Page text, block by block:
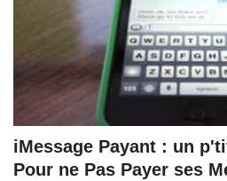
iMessage Payant : un
Pour ne Pas Payer ses